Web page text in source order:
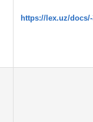
https://lex.uz/docs/-